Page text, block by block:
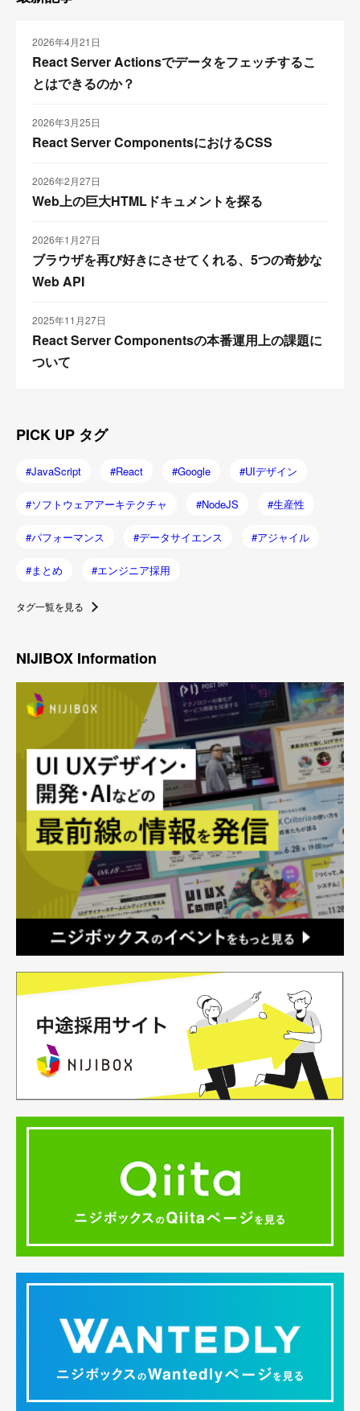
2026年4月21日
React Server Actionsでデータをフェッチするこ
とはできるのか？
2026年3月25日
React Server ComponentsにおけるCSS
2026年2月27日
Web上の巨大HTMLドキュメントを探る
2026年1月27日
ブラウザを再び好きにさせてくれる、5つの奇妙な
Web API
2025年11月27日
React Server Componentsの本番運用上の課題に
ついて
PICK UP タグ
JavaScript React Google UIデザイン
ソフトウェアアーキテクチャ NodeJS 生産性
パフォーマンス データサイエンス アジャイル
まとめ エンジニア採用
タグ一覧を見る
NIJIBOX Information